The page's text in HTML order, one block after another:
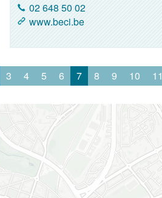
02 648 50 02
www.beci.be
3 4 5 6 7 8 9 10 11